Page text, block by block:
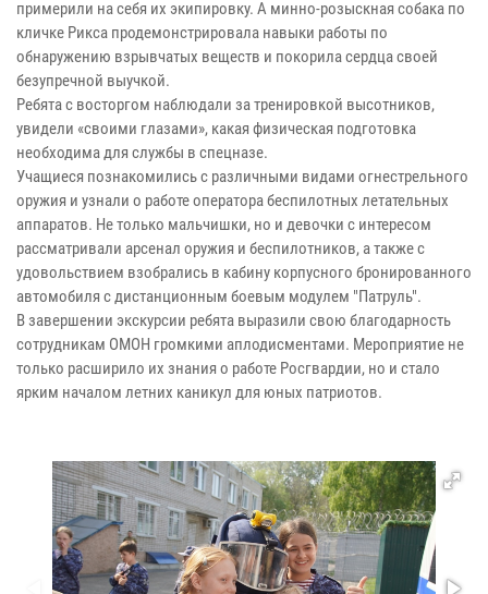
примерили на себя их экипировку. А минно-розыскная собака по
кличке Рикса продемонстрировала навыки работы по
обнаружению взрывчатых веществ и покорила сердца своей
безупречной выучкой.
Ребята с восторгом наблюдали за тренировкой высотников,
увидели «своими глазами», какая физическая подготовка
необходима для службы в спецназе.
Учащиеся познакомились с различными видами огнестрельного
оружия и узнали о работе оператора беспилотных летательных
аппаратов. Не только мальчишки, но и девочки с интересом
рассматривали арсенал оружия и беспилотников, а также с
удовольствием взобрались в кабину корпусного бронированного
автомобиля с дистанционным боевым модулем "Патруль".
В завершении экскурсии ребята выразили свою благодарность
сотрудникам ОМОН громкими аплодисментами. Мероприятие не
только расширило их знания о работе Росгвардии, но и стало
ярким началом летних каникул для юных патриотов.